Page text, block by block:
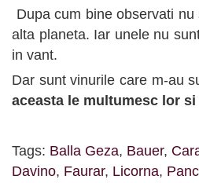
Dupa cum bine observati
alta planeta. Iar unele nu
in vant.
Dar sunt vinurile care m-au
aceasta le multumesc lor
Tags: Balla Geza, Bauer,
Davino, Faurar, Licorna,